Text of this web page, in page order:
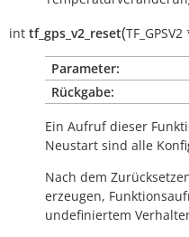
int tf_gps_v2_reset(TF_GPSV2
Parameter:
Rückgabe:
Ein Aufruf dieser
Neustart sind alle
Nach dem
erzeugen,
undefiniertem